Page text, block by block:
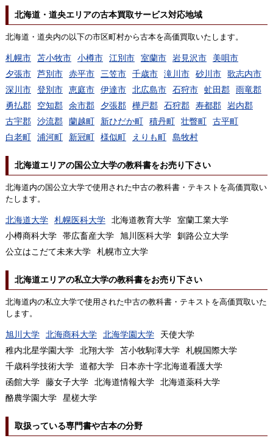
北海道・道央エリアの古本買取サービス対応地域
北海道・道央内の以下の市区町村から古本を高価買取いたします。
札幌市 苫小牧市 小樽市 江別市 室蘭市 岩見沢市
美唄市
夕張市
芦別市 赤平市 三笠市 千歳市 滝川市 砂川市
歌志内市
深川市
登別市 恵庭市 伊達市 北広島市 石狩市 虻田郡
雨竜郡
勇払郡
空知郡 余市郡 夕張郡 樺戸郡 石狩郡 寿都郡
岩内郡
古宇郡
沙流郡 蘭越町 新ひだか町 積丹町 壮瞥町
古平町
白老町
浦河町 新冠町 様似町 えりも町 島牧村
北海道エリアの国公立大学の教科書をお売り下さい
北海道内の国公立大学で使用された中古の教科書・テキストを高価買取い
たします。
北海道大学 札幌医科大学 北海道教育大学
室蘭工業大学
小樽商科大学
帯広畜産大学 旭川医科大学
釧路公立大学
公立はこだて未来大学
札幌市立大学
北海道エリアの私立大学の教科書をお売り下さい
北海道内の私立大学で使用された中古の教科書・テキストを高価買取いた
します。
旭川大学 北海商科大学 北海学園大学
天使大学
稚内北星学園大学
北翔大学 苫小牧駒澤大学
札幌国際大学
千歳科学技術大学
道都大学
日本赤十字北海道看護大学
函館大学
藤女子大学 北海道情報大学
北海道薬科大学
酪農学園大学
星槎大学
取扱っている専門書や古本の分野